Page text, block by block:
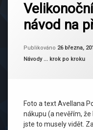
návod na
Publikováno 26 března,
Kategorie:
Návody ... krok po kroku
Foto a text Avellana
nákupu (a nevěřím,
jste to musely vidět.
Avellana
Velikonoce